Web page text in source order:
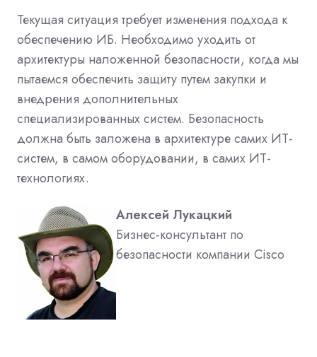
Текущая ситуация требует изменения подхода к
обеспечению ИБ. Необходимо уходить от
архитектуры наложенной безопасности, когда мы
пытаемся обеспечить защиту путем закупки и
внедрения дополнительных
специализированных систем. Безопасность
должна быть заложена в архитектуре самих ИТ-
систем, в самом оборудовании, в самих ИТ-
технологиях.
Алексей Лукацкий
Бизнес-консультант по
безопасности компании Cisco